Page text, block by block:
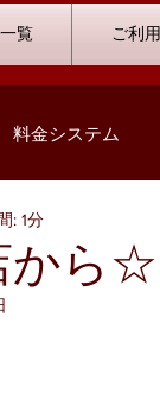
覧 ご利
料金システム
コミック情報
から☆
: 1分